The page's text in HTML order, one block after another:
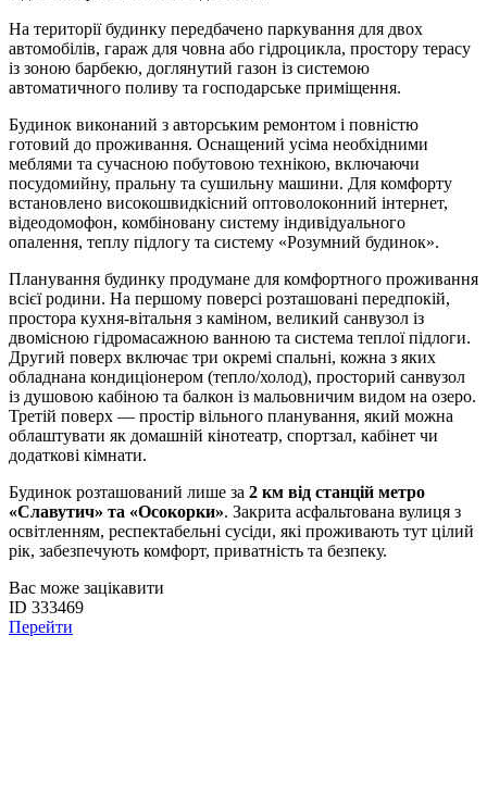
На території будинку передбачено паркування для двох
автомобілів, гараж для човна або гідроцикла, простору терасу
із зоною барбекю, доглянутий газон із системою
автоматичного поливу та господарське приміщення.
Будинок виконаний з авторським ремонтом і повністю
готовий до проживання. Оснащений усіма необхідними
меблями та сучасною побутовою технікою, включаючи
посудомийну, пральну та сушильну машини. Для комфорту
встановлено високошвидкісний оптоволоконний інтернет,
відеодомофон, комбіновану систему індивідуального
опалення, теплу підлогу та систему «Розумний будинок».
Планування будинку продумане для комфортного проживання
всієї родини. На першому поверсі розташовані передпокій,
простора кухня-вітальня з каміном, великий санвузол із
двомісною гідромасажною ванною та система теплої підлоги.
Другий поверх включає три окремі спальні, кожна з яких
обладнана кондиціонером (тепло/холод), просторий санвузол
із душовою кабіною та балкон із мальовничим видом на озеро.
Третій поверх — простір вільного планування, який можна
облаштувати як домашній кінотеатр, спортзал, кабінет чи
додаткові кімнати.
Будинок розташований лише за 2 км від станцій метро
«Славутич» та «Осокорки». Закрита асфальтована вулиця з
освітленням, респектабельні сусіди, які проживають тут цілий
рік, забезпечують комфорт, приватність та безпеку.
Вас може зацікавити
ID 333469
Перейти